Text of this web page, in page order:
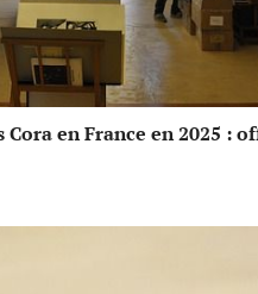
en France en 2025 :